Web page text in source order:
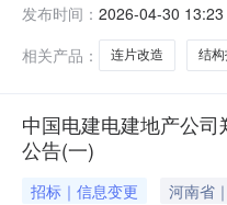
发布时间： 2026-04-30 13:23
相关产品：
连片改造 结
中国电建电建地产公
公告(一)
招标｜信息变更 河南省